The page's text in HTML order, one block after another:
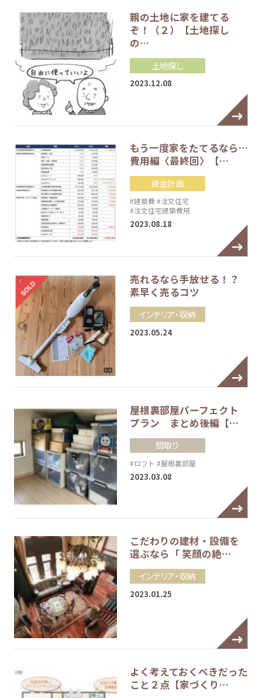
親の土地に家を建てる
ぞ！（２）【土地探し
の…
土地探し
2023.12.08
もう一度家をたてるなら…
費用編〈最終回〉【…
資金計画
#建築費 #注文住宅
#注文住宅建築費用
2023.08.18
売れるなら手放せる！？
素早く売るコツ
インテリア・収納
2023.05.24
屋根裏部屋パーフェクト
プラン まとめ後編【…
間取り
#ロフト #屋根裏部屋
2023.03.08
こだわりの建材・設備を
選ぶなら「 笑顔の絶…
インテリア・収納
2023.01.25
よく考えておくべきだった
こと２点【家づくり…